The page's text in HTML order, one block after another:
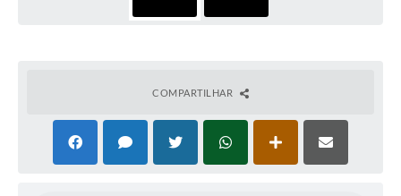
COMPARTILHAR